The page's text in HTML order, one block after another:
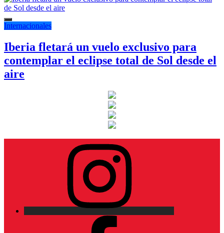
Internacionales
Iberia fletará un vuelo exclusivo para
contemplar el eclipse total de Sol desde el
aire